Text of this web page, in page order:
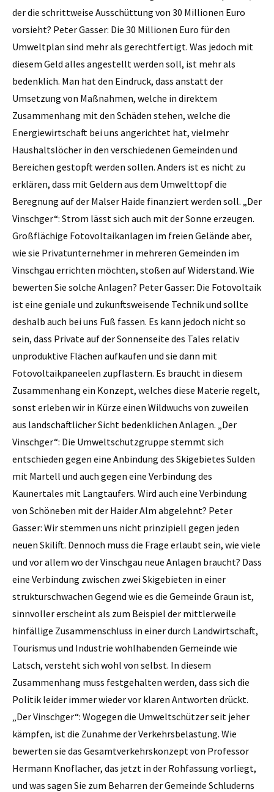
der die schrittweise Aus­schüttung von 30 Millionen Euro
vorsieht? Peter Gasser: Die 30 Millionen Euro für den
Umweltplan sind mehr als gerechtfertigt. Was jedoch mit
diesem Geld alles angestellt werden soll, ist mehr als
bedenklich. Man hat den Eindruck, dass anstatt der
Umsetzung von Maßnahmen, welche in direktem
Zusammenhang mit den Schäden stehen, welche die
Energiewirtschaft bei uns angerichtet hat, vielmehr
Haushaltslöcher in den verschiedenen Gemeinden und
Bereichen gestopft werden sollen. Anders ist es nicht zu
erklären, dass mit Geldern aus dem Umwelttopf die
Beregnung auf der Malser Haide finanziert werden soll. „Der
Vinschger“: Strom lässt sich auch mit der Sonne erzeugen.
Großflächige Fotovoltaikanlagen im freien Gelände aber,
wie sie Privatunternehmer in mehreren Gemeinden im
Vinschgau errichten möchten, stoßen auf Widerstand. Wie
bewerten Sie solche Anlagen? Peter Gasser: Die Fotovoltaik
ist eine geniale und zukunftsweisende Technik und sollte
deshalb auch bei uns Fuß fassen. Es kann jedoch nicht so
sein, dass Private auf der Sonnenseite des Tales relativ
unproduktive Flächen aufkaufen und sie dann mit
Fotovoltaikpaneelen zupflastern. Es braucht in diesem
Zusammenhang ein Konzept, welches diese Materie regelt,
sonst erleben wir in Kürze einen Wildwuchs von zuweilen
aus landschaftlicher Sicht bedenklichen Anlagen. „Der
Vinschger“: Die Umweltschutzgruppe stemmt sich
entschieden gegen eine Anbindung des Skigebietes Sulden
mit Martell und auch gegen eine Verbindung des
Kaunertales mit Langtaufers. Wird auch eine Verbindung
von Schöneben mit der Haider Alm abgelehnt? Peter
Gasser: Wir stemmen uns nicht prinzipiell gegen jeden
neuen Skilift. Dennoch muss die Frage erlaubt sein, wie viele
und vor allem wo der Vinschgau neue Anlagen braucht? Dass
eine Verbindung zwischen zwei Skigebieten in einer
strukturschwachen Gegend wie es die Gemeinde Graun ist,
sinnvoller erscheint als zum Beispiel der mittlerweile
hinfällige Zusammenschluss in einer durch Landwirtschaft,
Tourismus und Industrie wohlhabenden Gemeinde wie
Latsch, versteht sich wohl von selbst. In diesem
Zusammenhang muss festgehalten werden, dass sich die
Politik leider immer wieder vor klaren Antworten drückt.
„Der Vinschger“: Wogegen die Umweltschützer seit jeher
kämpfen, ist die Zunahme der Verkehrsbelastung. Wie
bewerten sie das Gesamtverkehrskonzept von Professor
Hermann Knoflacher, das jetzt in der Rohfassung vorliegt,
und was sagen Sie zum Beharren der Gemeinde Schluderns